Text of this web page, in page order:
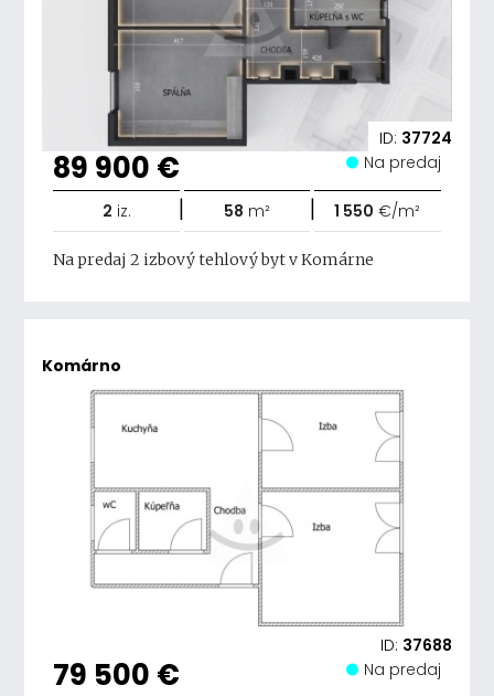
ID: 37724
89 900 € Na predaj
2 iz. | 58 m² | 1 550 €/m²
Na predaj 2 izbový tehlový byt v Komárne
Komárno
ID: 37688
79 500 € Na predaj